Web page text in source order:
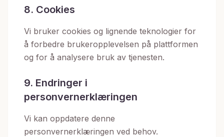
8. Cookies
Vi bruker cookies og lignende teknologier for
å forbedre brukeropplevelsen på plattformen
og for å analysere bruk av tjenesten.
9. Endringer i
personvernerklæringen
Vi kan oppdatere denne
personvernerklæringen ved behov.